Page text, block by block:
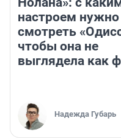
настроем нужно
смотреть
чтобы она не
выглядела как
Надежда Губарь